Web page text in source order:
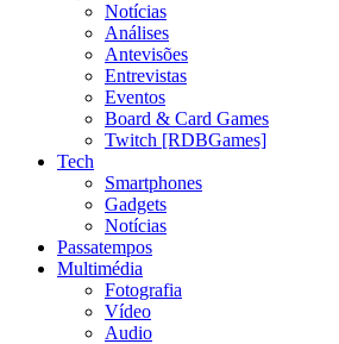
Notícias
Análises
Antevisões
Entrevistas
Eventos
Board & Card Games
Twitch [RDBGames]
Tech
Smartphones
Gadgets
Notícias
Passatempos
Multimédia
Fotografia
Vídeo
Audio